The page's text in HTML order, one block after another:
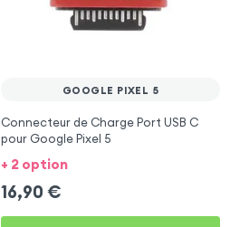
GOOGLE PIXEL 5
Connecteur de Charge Port USB C
pour Google Pixel 5
+ 2 option
16,90 €